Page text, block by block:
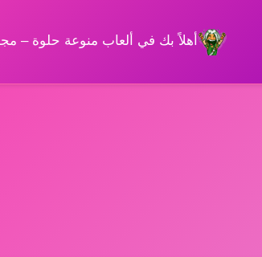
أهلاً بك في ألعاب منوعة حلوة –